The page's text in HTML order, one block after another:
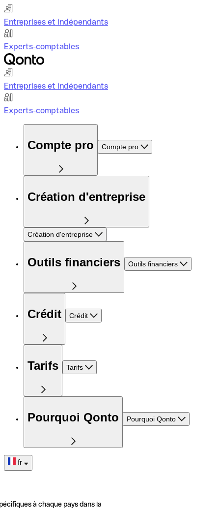
Entreprises et indépendants
Experts-comptables
Entreprises et indépendants
Experts-comptables
Compte pro Compte pro
Création d'entreprise
Création d'entreprise
Outils financiers Outils financiers
Crédit Crédit
Tarifs Tarifs
Pourquoi Qonto Pourquoi Qonto
fr
à chaque pays dans la